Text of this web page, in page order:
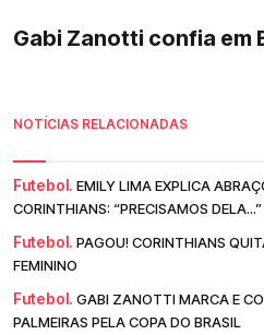
Gabi Zanotti confia em
NOTÍCIAS RELACIONADAS
Futebol. EMILY LIMA EXPLICA
CORINTHIANS: “PRECISAMOS DELA...”
Futebol. PAGOU! CORINTHIANS
FEMININO
Futebol. GABI ZANOTTI MARCA E
PALMEIRAS PELA COPA DO BRASIL